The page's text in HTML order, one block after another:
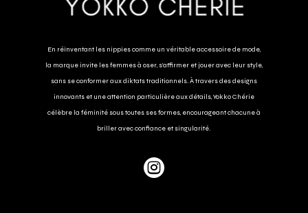
En réinventant les nippies comme un véritable accessoire de mode,
la marque invite les femmes à oser, s’affirmer et jouer avec leur style,
sans se conformer aux diktats traditionnels. À travers des designs
innovants et une attention particulière aux détails, Yokko Chérie
célèbre la féminité sous toutes ses formes, encourageant chacune à
briller avec confiance et singularité.
